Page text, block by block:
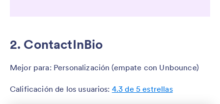
2. ContactInBio
Mejor para: Personalización (empate con Unbounce)
Calificación de los usuarios: 4.3 de 5 estrellas